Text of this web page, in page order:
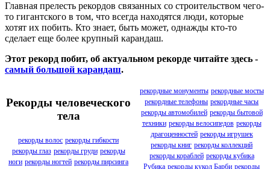
Главная прелесть рекордов связанных со строительством чего-
то гигантского в том, что всегда находятся люди, которые
хотят их побить. Кто знает, быть может, однажды кто-то
сделает еще более крупный карандаш.
Этот рекорд побит, об актуальном рекорде читайте здесь -
самый большой карандаш.
Рекорды человеческого
тела
рекорды волос рекорды гибкости
рекорды глаз рекорды груди рекорды
ноги рекорды ногтей рекорды пирсинга
рекордные монументы рекордные мосты
рекордные телефоны рекордные часы
рекорды автомобилей рекорды бытовой
техники рекорды велосипедов рекорды
драгоценностей рекорды игрушек
рекорды книг рекорды коллекций
рекорды кораблей рекорды кубика
Рубика рекорды кукол Барби рекорды